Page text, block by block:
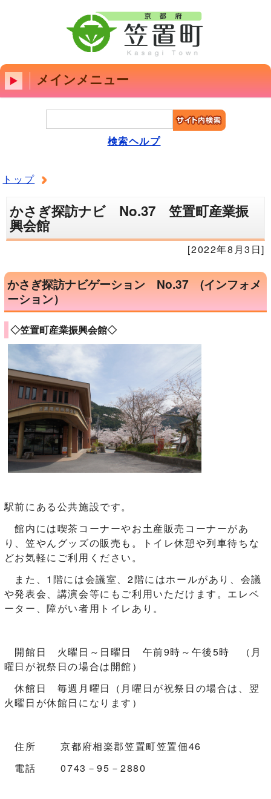
メインメニュー
検索ヘルプ
トップ
かさぎ探訪ナビ No.37 笠置町産業振
興会館
[2022年8月3日]
かさぎ探訪ナビゲーション No.37 (インフォメ
ーション）
◇笠置町産業振興会館◇
駅前にある公共施設です。
館内には喫茶コーナーやお土産販売コーナーがあ
り、笠やんグッズの販売も。トイレ休憩や列車待ちな
どお気軽にご利用ください。
また、1階には会議室、2階にはホールがあり、会議
や発表会、講演会等にもご利用いただけます。エレベ
ーター、障がい者用トイレあり。
開館日 火曜日～日曜日 午前9時～午後5時 （月
曜日が祝祭日の場合は開館）
休館日 毎週月曜日（月曜日が祝祭日の場合は、翌
火曜日が休館日になります）
住所 京都府相楽郡笠置町笠置佃46
電話 0743－95－2880